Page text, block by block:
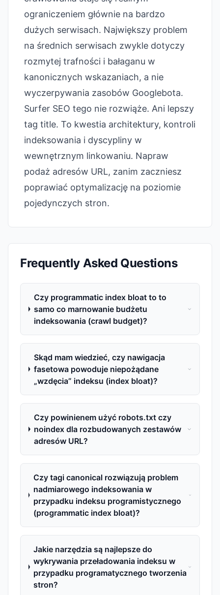
ograniczeniem głównie na bardzo
dużych serwisach. Największy problem
na średnich serwisach zwykle dotyczy
rozmytej trafności i bałaganu w
kanonicznych wskazaniach, a nie
wyczerpywania zasobów Googlebota.
Surfer SEO tego nie rozwiąże. Ani lepszy
tag title. To kwestia architektury, kontroli
indeksowania i dyscypliny w
wewnętrznym linkowaniu. Napraw
podaż adresów URL, zanim zaczniesz
poprawiać optymalizację na poziomie
pojedynczych stron.
Frequently Asked Questions
Czy programmatic index bloat to to
samo co marnowanie budżetu
indeksowania (crawl budget)?
Skąd mam wiedzieć, czy nawigacja
fasetowa powoduje niepożądane
„wzdęcia” indeksu (index bloat)?
Czy powinienem użyć robots.txt czy
noindex dla rozbudowanych zestawów
adresów URL?
Czy tagi canonical rozwiązują problem
nadmiarowego indeksowania w
przypadku indeksu programistycznego
(programmatic index bloat)?
Jakie narzędzia są najlepsze do
wykrywania przeładowania indeksu w
przypadku programatycznego tworzenia
stron?